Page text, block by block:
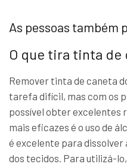
As pessoas também
O que tira tinta de
Remover tinta de caneta
tarefa difícil, mas com os
possível obter excelentes
mais eficazes é o uso de
é excelente para
dos tecidos. Para utilizá-